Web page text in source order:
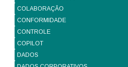
COLABORAÇÃO
CONFORMIDADE
CONTROLE
COPILOT
DADOS